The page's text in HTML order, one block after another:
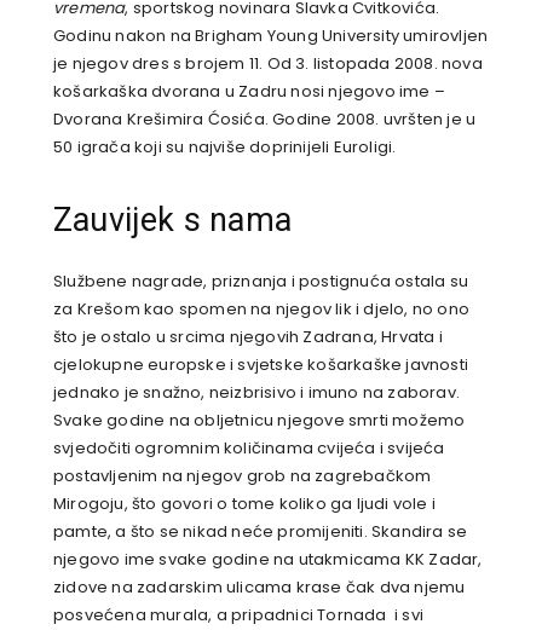
vremena, sportskog novinara Slavka Cvitkovića.
Godinu nakon na Brigham Young University umirovljen
je njegov dres s brojem 11. Od 3. listopada 2008. nova
košarkaška dvorana u Zadru nosi njegovo ime –
Dvorana Krešimira Ćosića. Godine 2008. uvršten je u
50 igrača koji su najviše doprinijeli Euroligi.
Zauvijek s nama
Službene nagrade, priznanja i postignuća ostala su
za Krešom kao spomen na njegov lik i djelo, no ono
što je ostalo u srcima njegovih Zadrana, Hrvata i
cjelokupne europske i svjetske košarkaške javnosti
jednako je snažno, neizbrisivo i imuno na zaborav.
Svake godine na obljetnicu njegove smrti možemo
svjedočiti ogromnim količinama cvijeća i svijeća
postavljenim na njegov grob na zagrebačkom
Mirogoju, što govori o tome koliko ga ljudi vole i
pamte, a što se nikad neće promijeniti. Skandira se
njegovo ime svake godine na utakmicama KK Zadar,
zidove na zadarskim ulicama krase čak dva njemu
posvećena murala, a pripadnici Tornada i svi